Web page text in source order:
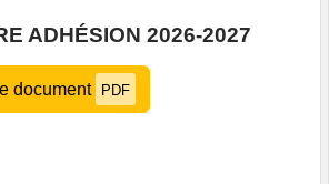
ADHÉSION 2026-2027
document PDF